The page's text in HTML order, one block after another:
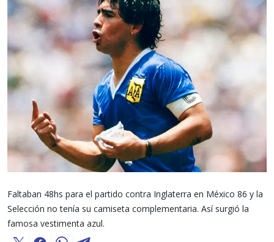
Faltaban 48hs para el partido contra Inglaterra en México 86 y la
Selección no tenía su camiseta complementaria. Así surgió la
famosa vestimenta azul.